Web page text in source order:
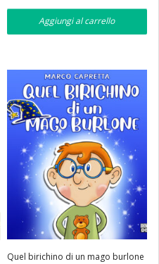
Aggiungi al carrello
Quel birichino di un mago burlone